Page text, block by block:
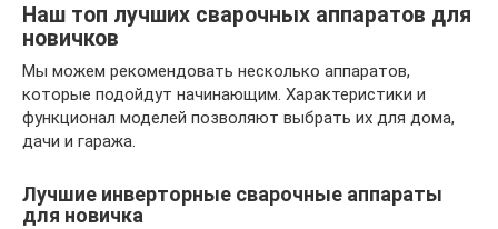
Наш топ лучших сварочных аппаратов для
новичков
Мы можем рекомендовать несколько аппаратов,
которые подойдут начинающим. Характеристики и
функционал моделей позволяют выбрать их для дома,
дачи и гаража.
Лучшие инверторные сварочные аппараты
для новичка